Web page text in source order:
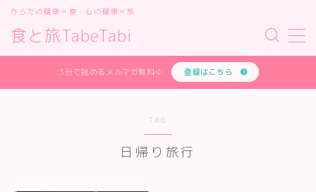
食と旅TabeTabi
からだの健康＝食 心の健康＝旅
MENU
あなたの体質を無料で診断します
お問い合わせフォーム
デモプリセット記事 #2
3分で読めるメルマガ無料⇨ 登録はこちら
TAG
日帰り旅行